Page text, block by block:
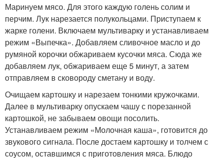
Маринуем мясо. Для этого каждую голень солим и
перчим. Лук нарезается полукольцами. Приступаем к
жарке голени. Включаем мультиварку и устанавливаем
режим «Выпечка». Добавляем сливочное масло и до
румяной корочки обжариваем кусочки мяса. Сюда же
добавляем лук, обжариваем еще 5 минут, а затем
отправляем в сковороду сметану и воду.
Очищаем картошку и нарезаем тонкими кружочками.
Далее в мультиварку опускаем чашу с порезанной
картошкой, не забываем овощи посолить.
Устанавливаем режим «Молочная каша», готовится до
звукового сигнала. После достаем картошку и толчем с
соусом, оставшимся с приготовления мяса. Блюдо